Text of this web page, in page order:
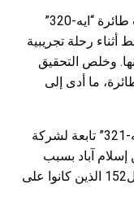
في تشرين الثاني/نوفمبر 2008، تحطمت طائرة “ايه-320”
أثناء رحلة تجريبية
وخلص التحقيق
ما أدى إلى
في تموز/يوليو 2010، تحطمت طائرة “ايه-321” تابعة لشركة
إسلام آباد بسبب
سوء الرؤية ما أدى إلى مقتل الأشخاص ال152 الذين كانوا على